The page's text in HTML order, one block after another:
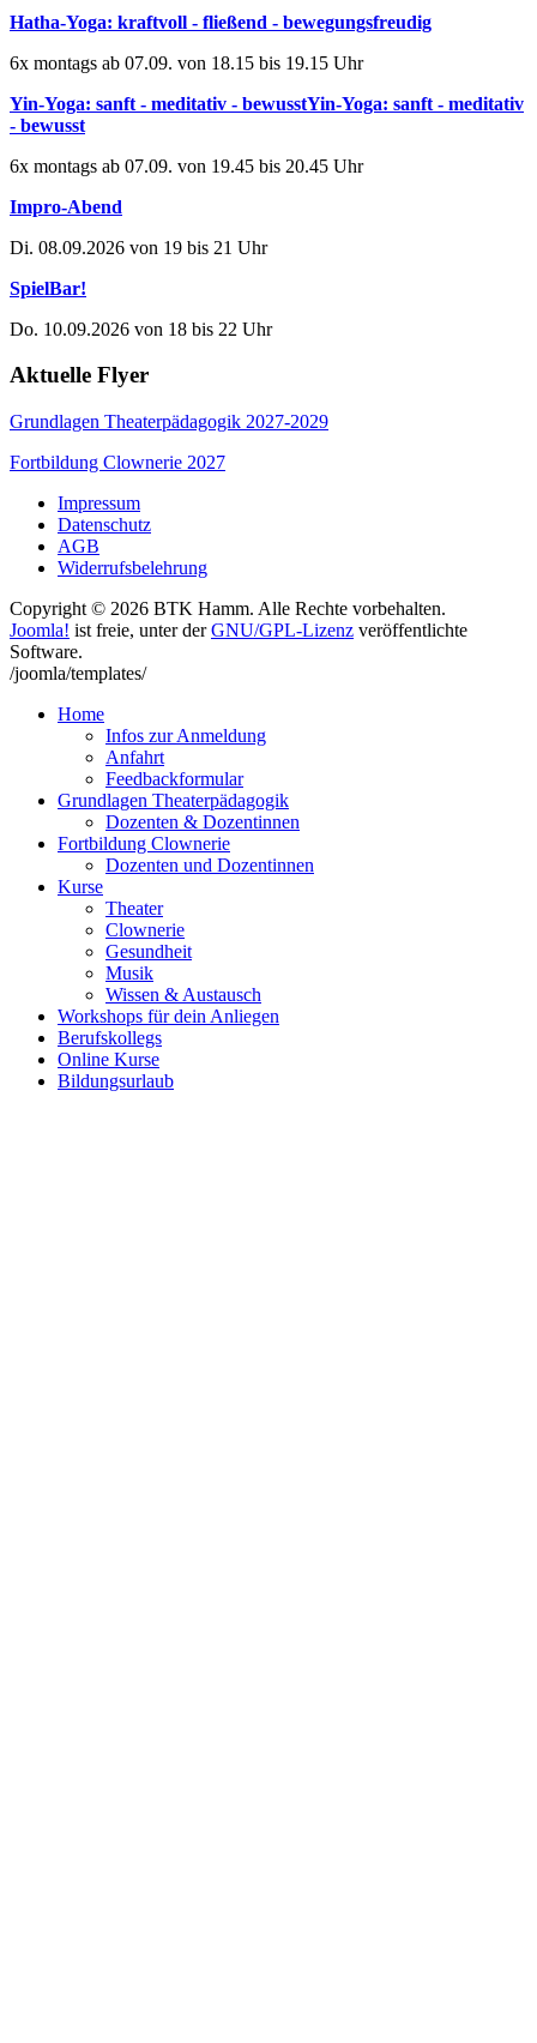
Hatha-Yoga: kraftvoll - fließend - bewegungsfreudig
6x montags ab 07.09. von 18.15 bis 19.15 Uhr
Yin-Yoga: sanft - meditativ - bewusstYin-Yoga: sanft - meditativ
- bewusst
6x montags ab 07.09. von 19.45 bis 20.45 Uhr
Impro-Abend
Di. 08.09.2026 von 19 bis 21 Uhr
SpielBar!
Do. 10.09.2026 von 18 bis 22 Uhr
Aktuelle Flyer
Grundlagen Theaterpädagogik 2027-2029
Fortbildung Clownerie 2027
Impressum
Datenschutz
AGB
Widerrufsbelehrung
Copyright © 2026 BTK Hamm. Alle Rechte vorbehalten.
Joomla! ist freie, unter derGNU/GPL-Lizenz veröffentlichte
Software.
/joomla/templates/
Home
Infos zur Anmeldung
Anfahrt
Feedbackformular
Grundlagen Theaterpädagogik
Dozenten & Dozentinnen
Fortbildung Clownerie
Dozenten und Dozentinnen
Kurse
Theater
Clownerie
Gesundheit
Musik
Wissen & Austausch
Workshops für dein Anliegen
Berufskollegs
Online Kurse
Bildungsurlaub